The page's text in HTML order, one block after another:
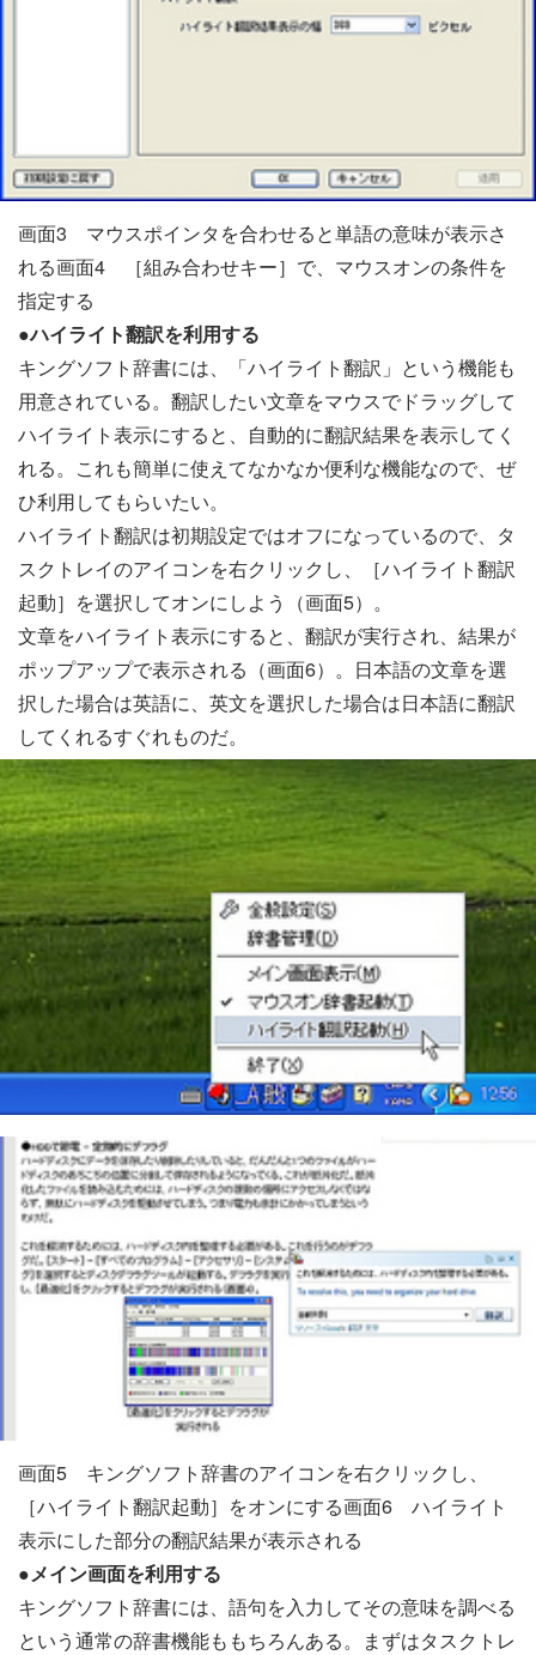
画面3 マウスポインタを合わせると単語の意味が表示さ
れる画面4 ［組み合わせキー］で、マウスオンの条件を
指定する
●ハイライト翻訳を利用する
キングソフト辞書には、「ハイライト翻訳」という機能も
用意されている。翻訳したい文章をマウスでドラッグして
ハイライト表示にすると、自動的に翻訳結果を表示してく
れる。これも簡単に使えてなかなか便利な機能なので、ぜ
ひ利用してもらいたい。
ハイライト翻訳は初期設定ではオフになっているので、タ
スクトレイのアイコンを右クリックし、［ハイライト翻訳
起動］を選択してオンにしよう（画面5）。
文章をハイライト表示にすると、翻訳が実行され、結果が
ポップアップで表示される（画面6）。日本語の文章を選
択した場合は英語に、英文を選択した場合は日本語に翻訳
してくれるすぐれものだ。
画面5 キングソフト辞書のアイコンを右クリックし、
［ハイライト翻訳起動］をオンにする画面6 ハイライト
表示にした部分の翻訳結果が表示される
●メイン画面を利用する
キングソフト辞書には、語句を入力してその意味を調べる
という通常の辞書機能ももちろんある。まずはタスクトレ